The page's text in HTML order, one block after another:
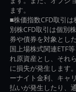
ます。
■株価指数CFD取引
別株CFD取引は個別
券や債券を対象とし
国上場株式関連ETF
れ原資産とし、それ
に損失が発生します
ーナイト金利、キャ
払いが発生したり、